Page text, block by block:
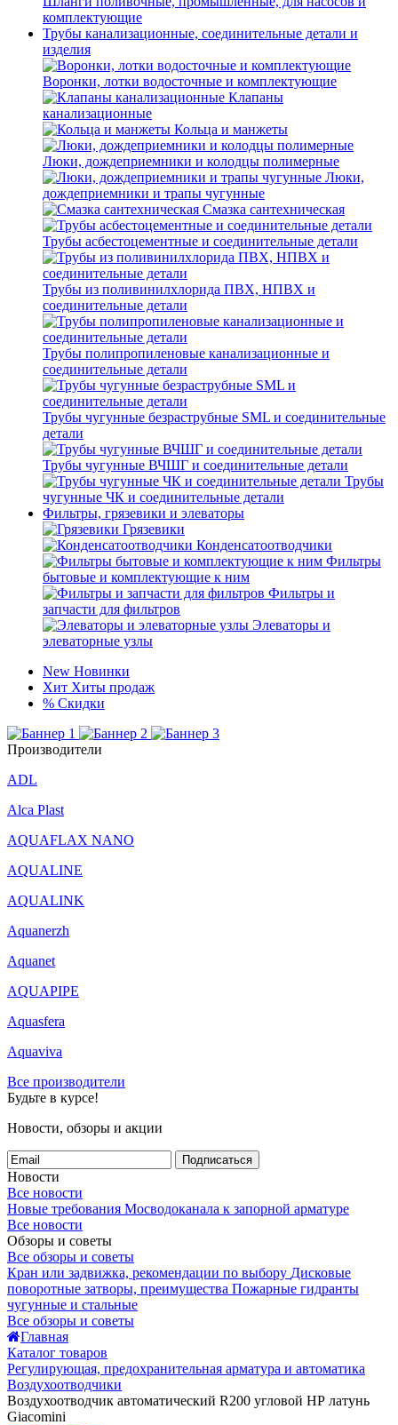
комплектующие
Трубы канализационные, соединительные детали и
изделия
Воронки, лотки водосточные и комплектующие
Клапаны
канализационные
Кольца и манжеты
Люки, дождеприемники и колодцы полимерные
Люки,
дождеприемники и трапы чугунные
Смазка сантехническая
Трубы асбестоцементные и соединительные детали
Трубы из поливинилхлорида ПВХ, НПВХ и
соединительные детали
Трубы полипропиленовые канализационные и
соединительные детали
Трубы чугунные безраструбные SML и соединительные
детали
Трубы чугунные ВЧШГ и соединительные детали
Трубы
чугунные ЧК и соединительные детали
Фильтры, грязевики и элеваторы
Грязевики
Конденсатоотводчики
Фильтры
бытовые и комплектующие к ним
Фильтры и
запчасти для фильтров
Элеваторы и
элеваторные узлы
New Новинки
Хит Хиты продаж
% Скидки
Производители
ADL
Alca Plast
AQUAFLAX NANO
AQUALINE
AQUALINK
Aquanerzh
Aquanet
AQUAPIPE
Aquasfera
Aquaviva
Все производители
Будьте в курсе!
Новости, обзоры и акции
Подписаться
Новости
Все новости
Новые требования Мосводоканала к запорной арматуре
Все новости
Обзоры и советы
Все обзоры и советы
Кран или задвижка, рекомендации по выбору Дисковые
поворотные затворы, преимущества Пожарные гидранты
чугунные и стальные
Все обзоры и советы
Главная
Каталог товаров
Регулирующая, предохранительная арматура и автоматика
Воздухоотводчики
Воздухоотводчик автоматический R200 угловой НР латунь
Giacomini